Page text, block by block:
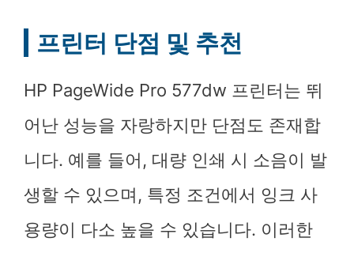
프린터 단점 및 추천
HP PageWide Pro 577dw 프린터는 뛰
어난 성능을 자랑하지만 단점도 존재합
니다. 예를 들어, 대량 인쇄 시 소음이 발
생할 수 있으며, 특정 조건에서 잉크 사
용량이 다소 높을 수 있습니다. 이러한